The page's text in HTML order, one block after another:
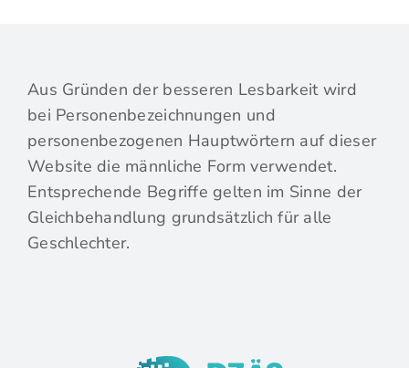
Aus Gründen der besseren Lesbarkeit wird
bei Personenbezeichnungen und
personenbezogenen Hauptwörtern auf dieser
Website die männliche Form verwendet.
Entsprechende Begriffe gelten im Sinne der
Gleichbehandlung grundsätzlich für alle
Geschlechter.